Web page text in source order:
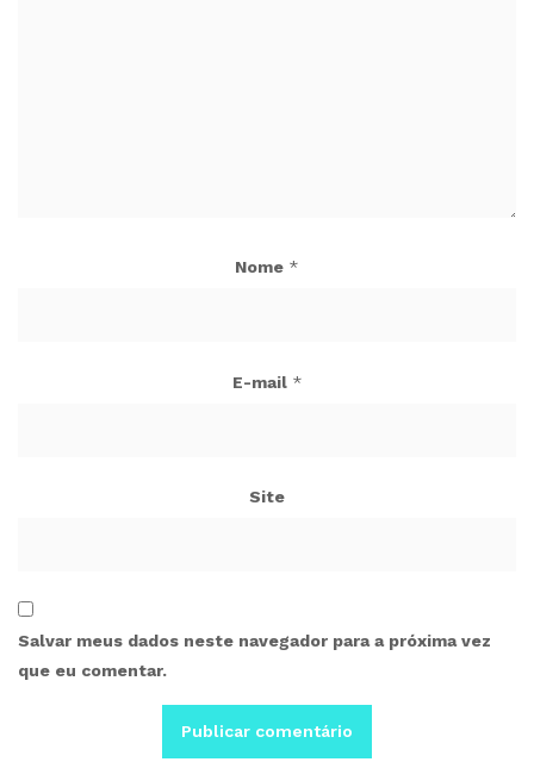
Nome *
E-mail *
Site
Salvar meus dados neste navegador para a próxima vez
que eu comentar.